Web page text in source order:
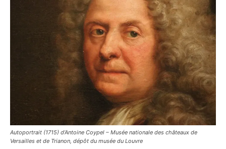
Autoportrait (1715) d’Antoine Coypel – Musée nationale des châteaux de
Versailles et de Trianon, dépôt du musée du Louvre